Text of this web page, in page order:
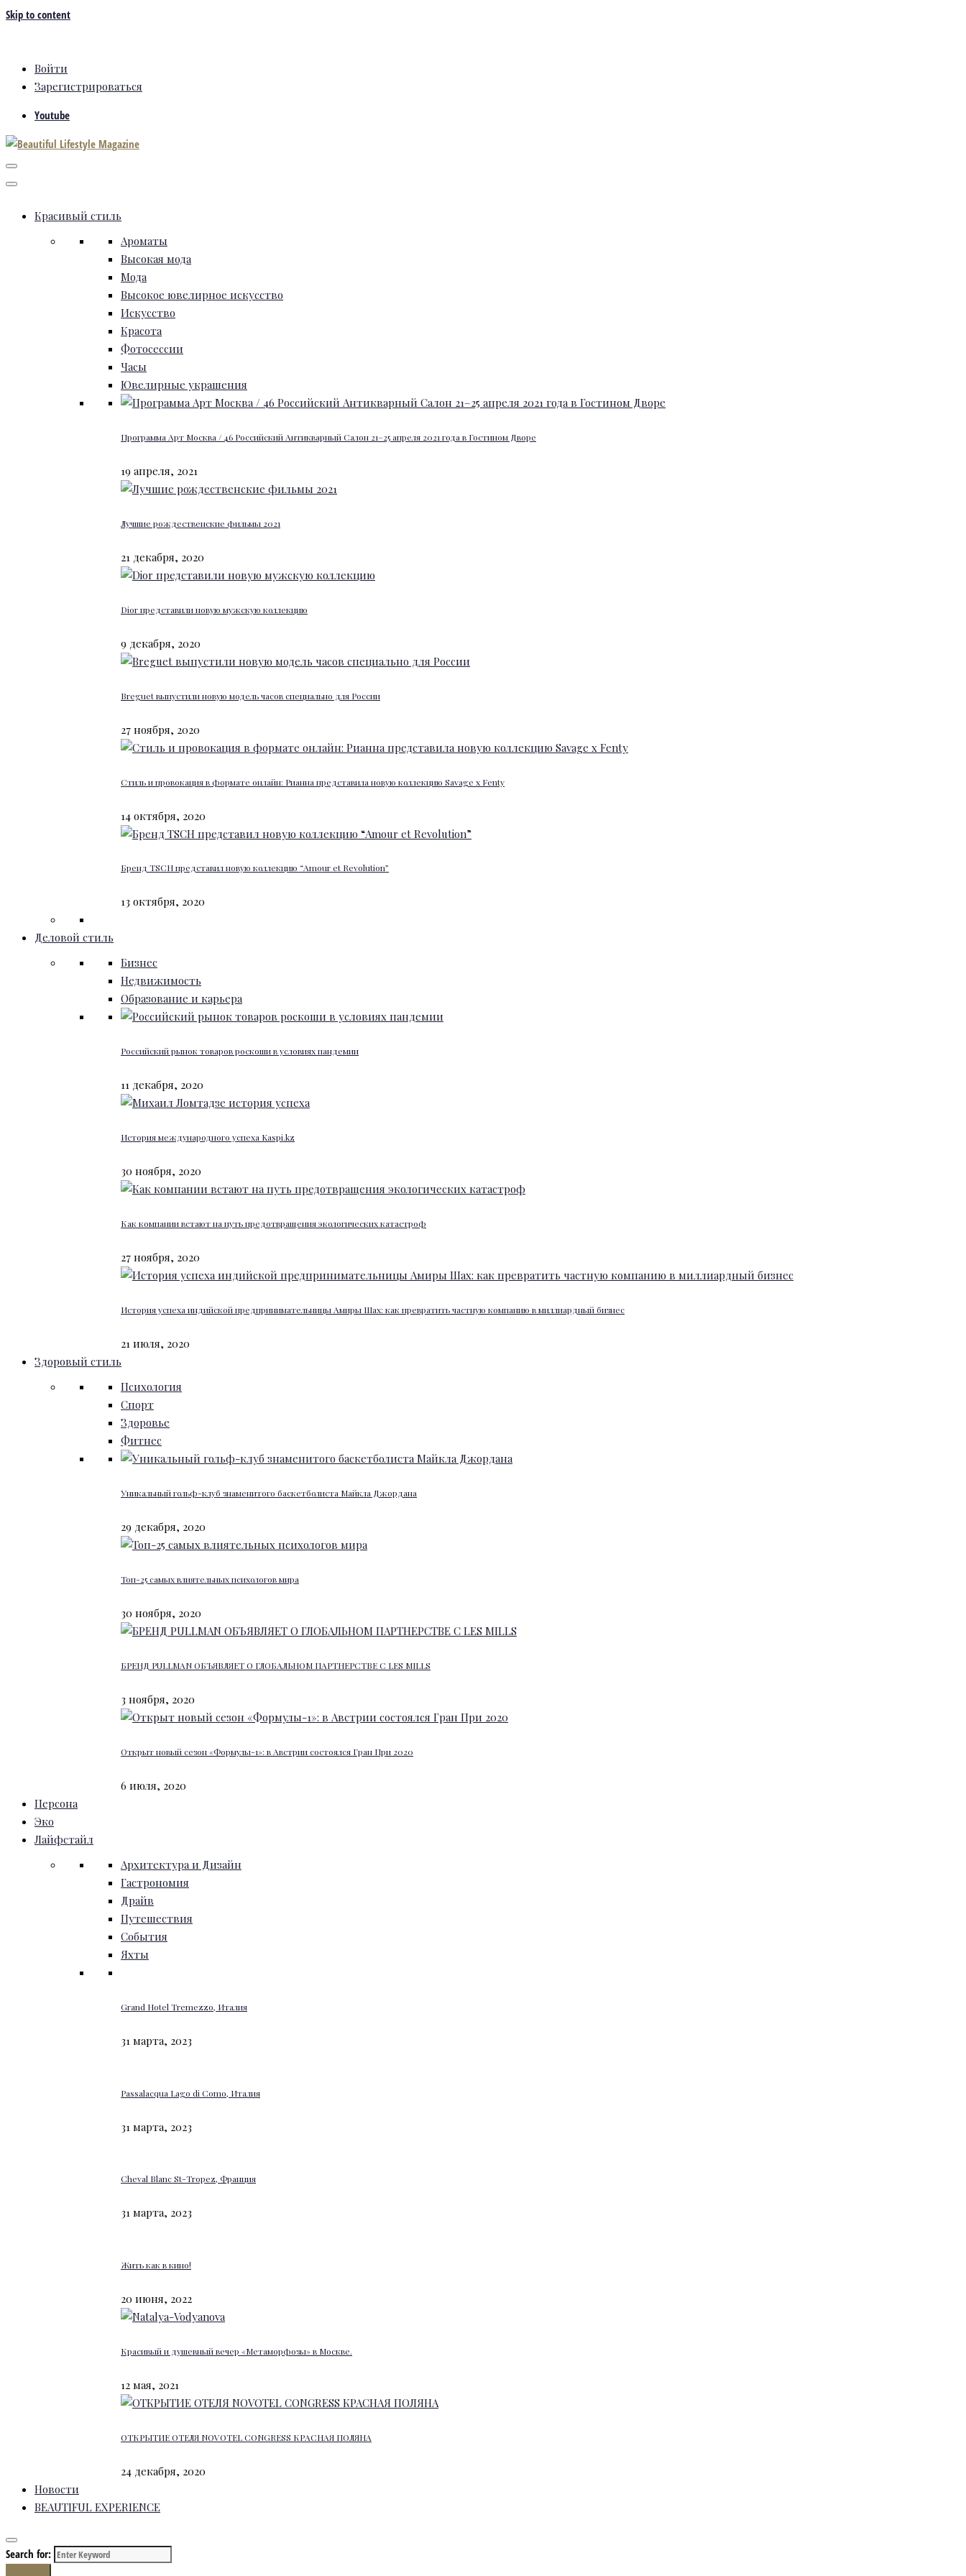
Skip to content
Войти
Зарегистрироваться
Youtube
Красивый стиль
Ароматы
Высокая мода
Мода
Высокое ювелирное искусство
Искусство
Красота
Фотосессии
Часы
Ювелирные украшения
Программа Арт Москва / 46 Российский Антикварный Салон 21–25 апреля 2021 года в Гостином Дворе
19 апреля, 2021
Лучшие рождественские фильмы 2021
21 декабря, 2020
Dior представили новую мужскую коллекцию
9 декабря, 2020
Breguet выпустили новую модель часов специально для России
27 ноября, 2020
Стиль и провокация в формате онлайн: Рианна представила новую коллекцию Savage x Fenty
14 октября, 2020
Бренд TSCH представил новую коллекцию “Amour et Revolution”
13 октября, 2020
Деловой стиль
Бизнес
Недвижимость
Образование и карьера
Российский рынок товаров роскоши в условиях пандемии
11 декабря, 2020
История международного успеха Kaspi.kz
30 ноября, 2020
Как компании встают на путь предотвращения экологических катастроф
27 ноября, 2020
История успеха индийской предпринимательницы Амиры Шах: как превратить частную компанию в миллиардный бизнес
21 июля, 2020
Здоровый стиль
Психология
Спорт
Здоровье
Фитнес
Уникальный гольф-клуб знаменитого баскетболиста Майкла Джордана
29 декабря, 2020
Топ-25 самых влиятельных психологов мира
30 ноября, 2020
БРЕНД PULLMAN ОБЪЯВЛЯЕТ О ГЛОБАЛЬНОМ ПАРТНЕРСТВЕ С LES MILLS
3 ноября, 2020
Открыт новый сезон «Формулы-1»: в Австрии состоялся Гран При 2020
6 июля, 2020
Персона
Эко
Лайфстайл
Архитектура и Дизайн
Гастрономия
Драйв
Путешествия
События
Яхты
Grand Hotel Tremezzo, Италия
31 марта, 2023
Passalacqua Lago di Como, Италия
31 марта, 2023
Cheval Blanc St-Tropez, Франция
31 марта, 2023
Жить как в кино!
20 июня, 2022
Красивый и душевный вечер «Метаморфозы» в Москве.
12 мая, 2021
ОТКРЫТИЕ ОТЕЛЯ NOVOTEL CONGRESS КРАСНАЯ ПОЛЯНА
24 декабря, 2020
Новости
BEAUTIFUL EXPERIENCE
Search for: